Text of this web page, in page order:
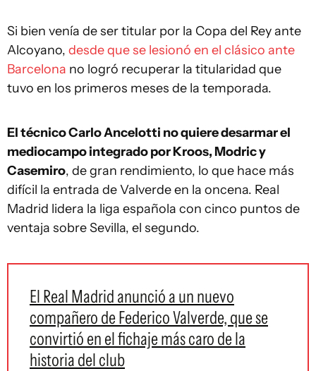
Si bien venía de ser titular por la Copa del Rey ante
Alcoyano, desde que se lesionó en el clásico ante
Barcelona no logró recuperar la titularidad que
tuvo en los primeros meses de la temporada.
El técnico Carlo Ancelotti no quiere desarmar el
mediocampo integrado por Kroos, Modric y
Casemiro, de gran rendimiento, lo que hace más
difícil la entrada de Valverde en la oncena. Real
Madrid lidera la liga española con cinco puntos de
ventaja sobre Sevilla, el segundo.
El Real Madrid anunció a un nuevo
compañero de Federico Valverde, que se
convirtió en el fichaje más caro de la
historia del club